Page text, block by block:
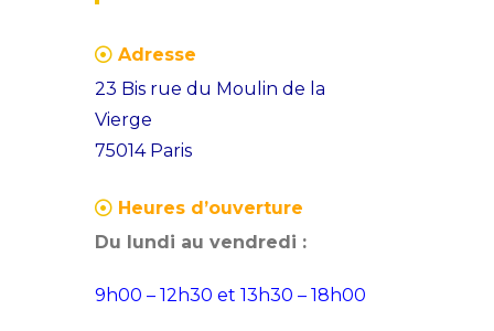
Adresse
23 Bis rue du Moulin de la
Vierge
75014 Paris
Heures d’ouverture
Du lundi au vendredi :
9h00 – 12h30 et 13h30 – 18h00